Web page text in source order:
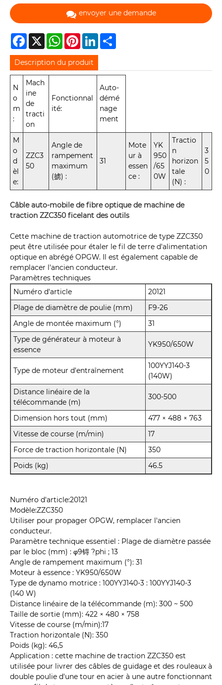
envoyer une demande
Facebook
X WhatsAppPinterestLinkedIn
Description du produit
N
o
m
:
Mach
ine
de
tracti
on
Fonctionnal
ité:
Auto-
démé
nage
ment
M
o
d
èl
e:
ZZC3
50
Angle de
rampement
maximum
(掳) :
31
Mote
ur à
essen
ce :
YK
950
/65
0W
Tractio
n
horizon
tale
(N) :
3
5
0
Câble auto-mobile de fibre optique de machine de
traction ZZC350 ficelant des outils
Cette machine de traction automotrice de type ZZC350
peut être utilisée pour étaler le fil de terre d'alimentation
optique en abrégé OPGW. Il est également capable de
remplacer l'ancien conducteur.
Paramètres techniques
Numéro d'article
20121
Plage de diamètre de poulie (mm)
F9-26
Angle de montée maximum (°)
31
Type de générateur à moteur à
essence
YK950/650W
Type de moteur d'entraînement
100YYJ140-3
(140W)
Distance linéaire de la
télécommande (m)
300-500
Dimension hors tout (mm)
477 × 488 × 763
Vitesse de course (m/min)
17
Force de traction horizontale (N)
350
Poids (kg)
46.5
Numéro d'article:20121
Modèle:ZZC350
Utiliser pour propager OPGW, remplacer l'ancien
conducteur.
Paramètre technique essentiel : Plage de diamètre passée
par le bloc (mm) : φ9锝 ?phi ; 13
Angle de rampement maximum (°): 31
Moteur à essence : YK950/650W
Type de dynamo motrice : 100YYJ140-3 : 100YYJ140-3
(140 W)
Distance linéaire de la télécommande (m): 300 ~ 500
Taille de sortie (mm): 422 × 480 × 758
Vitesse de course (m/min):17
Traction horizontale (N): 350
Poids (kg): 46,5
Application : cette machine de traction ZZC350 est
utilisée pour livrer des câbles de guidage et des rouleaux à
double poulie d'une tour en acier à une autre fonctionnant